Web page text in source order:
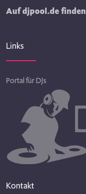
Auf djpool.de
Links
Portal für DJs
Kontakt